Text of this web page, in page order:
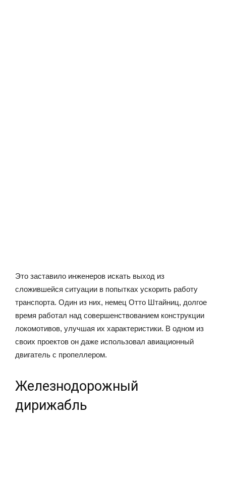
Это заставило инженеров искать выход из
сложившейся ситуации в попытках ускорить работу
транспорта. Один из них, немец Отто Штайниц, долгое
время работал над совершенствованием конструкции
локомотивов, улучшая их характеристики. В одном из
своих проектов он даже использовал авиационный
двигатель с пропеллером.
Железнодорожный
дирижабль